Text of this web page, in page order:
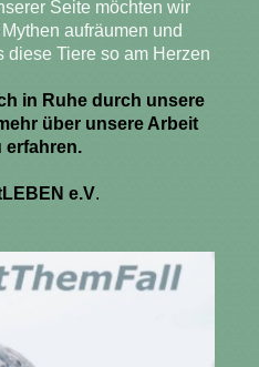
Seite möchten wir
aufräumen und
diese Tiere so am Herzen
in Ruhe durch unsere
über unsere Arbeit
erfahren.
e.V.